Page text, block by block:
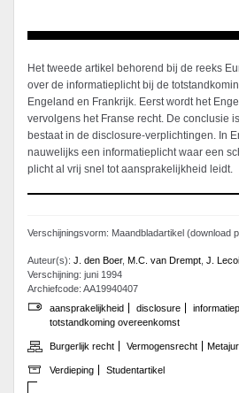
Het tweede artikel behorend bij de reeks
over de informatieplicht bij de
Engeland en Frankrijk. Eerst wordt het
vervolgens het Franse recht. De conclusie
bestaat in de disclosure-verplichtingen. In
nauwelijks een informatieplicht waar een
plicht al vrij snel tot aansprakelijkheid leidt.
Verschijningsvorm: Maandbladartikel (download
Auteur(s): J. den Boer, M.C. van Drempt J.
Verschijning: juni 1994
Archiefcode: AA19940407
aansprakelijkheid
disclosure
totstandkoming overeenkomst
Burgerlijk recht Vermogensrecht
Verdieping Studentartikel